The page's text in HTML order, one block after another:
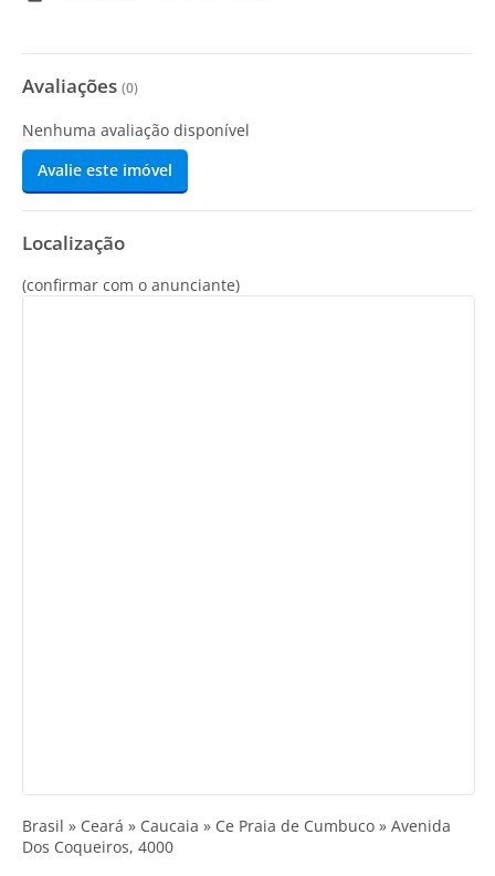
Avaliações (0)
Nenhuma avaliação disponível
Avalie este imóvel
Localização
(confirmar com o anunciante)
Brasil » Ceará » Caucaia » Ce Praia de Cumbuco » Avenida
Dos Coqueiros, 4000